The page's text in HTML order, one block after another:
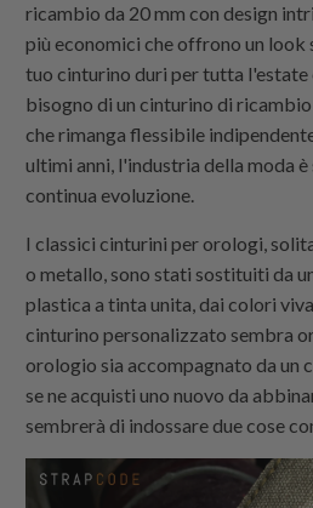
ricambio da 20 mm con design
più economici che offrono un look
tuo cinturino duri per tutta l'estate
bisogno di un cinturino di
che rimanga flessibile
ultimi anni, l'industria della moda
continua evoluzione.
I classici cinturini per orologi,
o metallo, sono stati sostituiti da
plastica a tinta unita, dai colori
cinturino personalizzato sembra
orologio sia accompagnato da un
se ne acquisti uno nuovo da
sembrerà di indossare due cose